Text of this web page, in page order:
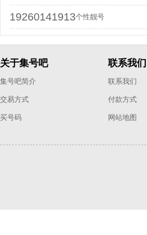
19260141913个性靓号
关于集号吧
集号吧简介
交易方式
买号码
联系我们
联系我们
付款方式
网站地图